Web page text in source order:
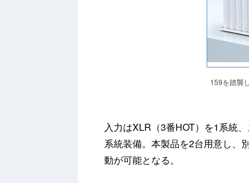
159を踏襲
入力はXLR（3番HOT）を1系統
系統装備。本製品を2台用意し、
動が可能となる。